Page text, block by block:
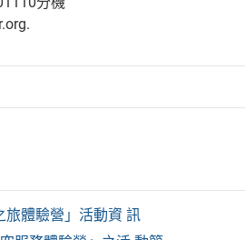
體驗營」活動資 訊